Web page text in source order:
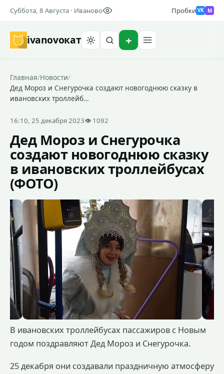
Суббота, 8 Августа · Иваново Пробки VK M
ivanovoкат
Главная/Новости/
Дед Мороз и Снегурочка создают новогоднюю сказку в
ивановских троллейб…
16:10, 25 декабря 2023👁 1092
Дед Мороз и Снегурочка
создают новогоднюю сказку
в ивановских троллейбусах
(ФОТО)
В ивановских троллейбусах пассажиров с Новым
годом поздравляют Дед Мороз и Снегурочка.
25 декабря они создавали праздничную атмосферу